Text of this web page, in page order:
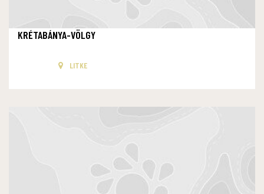
KRÉTABÁNYA-VÖLGY
LITKE